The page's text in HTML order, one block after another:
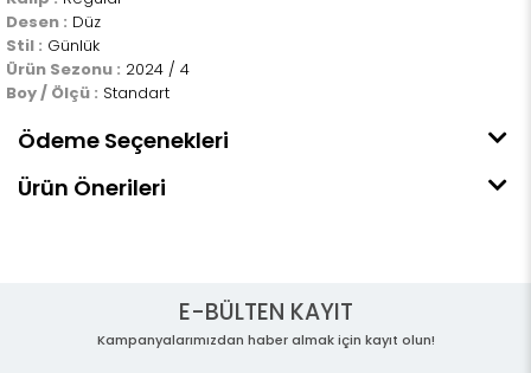
Desen : Düz
Stil : Günlük
Ürün Sezonu : 2024 / 4
Boy / Ölçü : Standart
Ödeme Seçenekleri
Ürün Önerileri
E-BÜLTEN KAYIT
Kampanyalarımızdan haber almak için kayıt olun!